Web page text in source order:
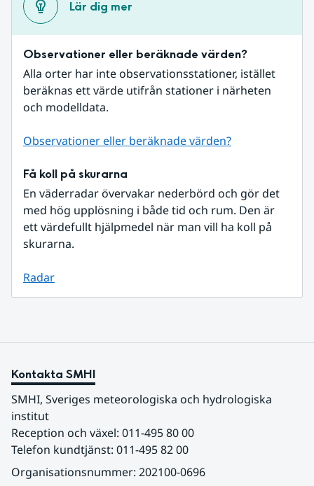
Lär dig mer
Observationer eller beräknade värden?
Alla orter har inte observationsstationer, istället
beräknas ett värde utifrån stationer i närheten
och modelldata.
Observationer eller beräknade värden?
Få koll på skurarna
En väderradar övervakar nederbörd och gör det
med hög upplösning i både tid och rum. Den är
ett värdefullt hjälpmedel när man vill ha koll på
skurarna.
Radar
Kontakta SMHI
SMHI, Sveriges meteorologiska och hydrologiska
institut
Reception och växel: 011-495 80 00
Telefon kundtjänst: 011-495 82 00
Organisationsnummer: 202100-0696